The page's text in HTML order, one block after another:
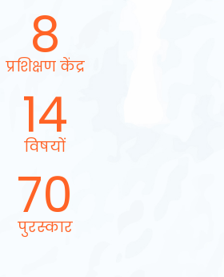
8
प्रशिक्षण केंद्र
14
विषयों
70
पुरस्कार